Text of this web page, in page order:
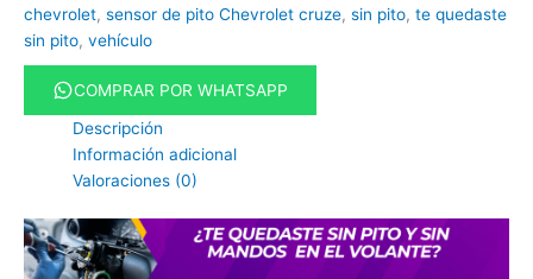
chevrolet, sensor de pito Chevrolet cruze, sin pito, te quedaste
sin pito, vehículo
COMPRAR POR WHATSAPP
Descripción
Información adicional
Valoraciones (0)